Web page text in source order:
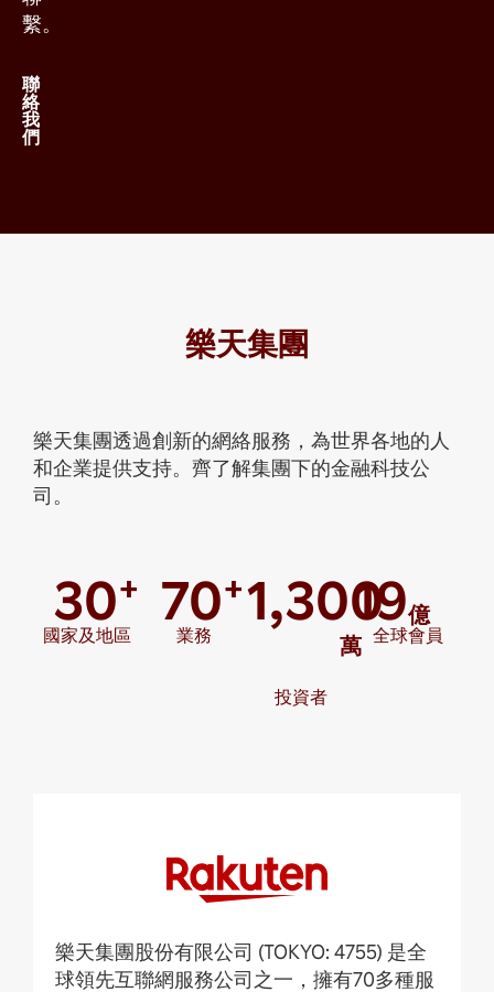
繫。
聯
絡
我
們
樂天集團
樂天集團透過創新的網絡服務，為世界各地的人
和企業提供支持。齊了解集團下的金融科技公
司。
30+
國家及地區
70+
業務
1,300
萬​
投資者
19億
全球會員
樂天集團股份有限公司 (TOKYO: 4755) 是全
球領先互聯網服務公司之一，擁有70多種服